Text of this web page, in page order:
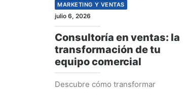
MARKETING Y VENTAS
julio 6, 2026
Consultoría en ventas: la
transformación de tu
equipo comercial
Descubre cómo transformar